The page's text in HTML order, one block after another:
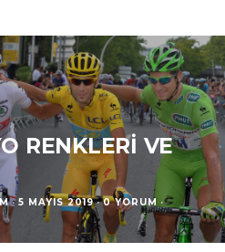
RENKLERI VE
· 5 MAYIS 2019 · 0 YORUM ·